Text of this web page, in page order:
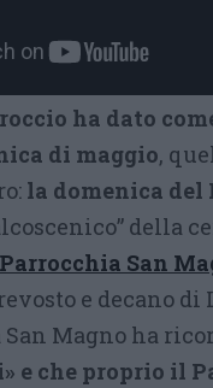
ha dato
di maggio,
la domenica del
della
San
e decano
Magno ha
e che proprio il